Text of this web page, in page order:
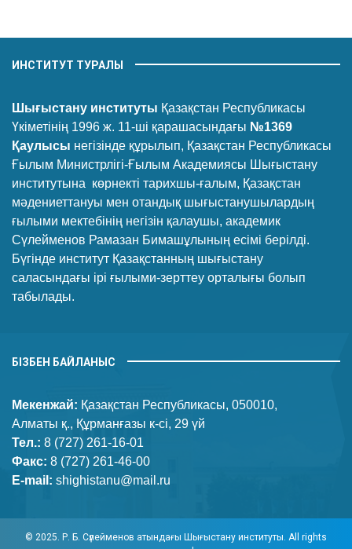
ИНСТИТУТ ТУРАЛЫ
Шығыстану институты Қазақстан Республикасы
Үкіметінің 1996 ж. 11-ші қарашасындағы №1369
Қаулысы негізінде құрылып, Қазақстан Республикасы
Ғылым Министрлігі-Ғылым Академиясы Шығыстану
институтына көрнекті тарихшы-ғалым, Қазақстан
мәдениеттануы мен отандық шығыстанушылардың
ғылыми мектебінің негізін қалаушы, академик
Сүлейменов Рамазан Бимашұлының есімі берілді.
Бүгінде институт Қазақстанның шығыстану
саласындағы ірі ғылыми-зерттеу орталығы болып
табылады.
БІЗБЕН БАЙЛАНЫС
Мекенжай: Қазақстан Республикасы, 050010,
Алматы қ., Құрманғазы к-сі, 29 үй
Тел.: 8 (727) 261-16-01
Факс: 8 (727) 261-46-00
E-mail: shighistanu@mail.ru
© 2025. Р. Б. Сүлейменов атындағы Шығыстану институты. All rights